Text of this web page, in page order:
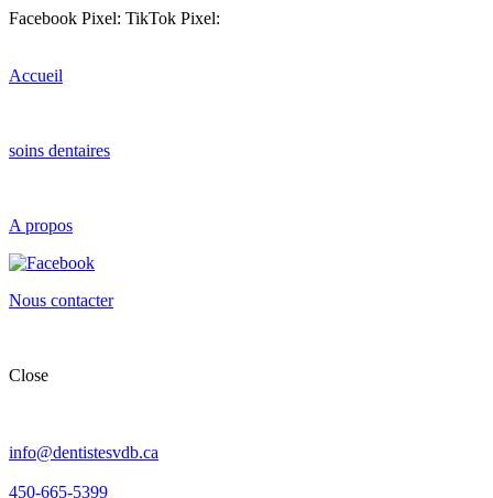
Facebook Pixel: TikTok Pixel:
Accueil
soins dentaires
A propos
Nous contacter
Close
info@dentistesvdb.ca
450-665-5399